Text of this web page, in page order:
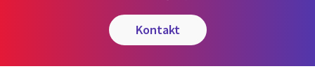
kontakt